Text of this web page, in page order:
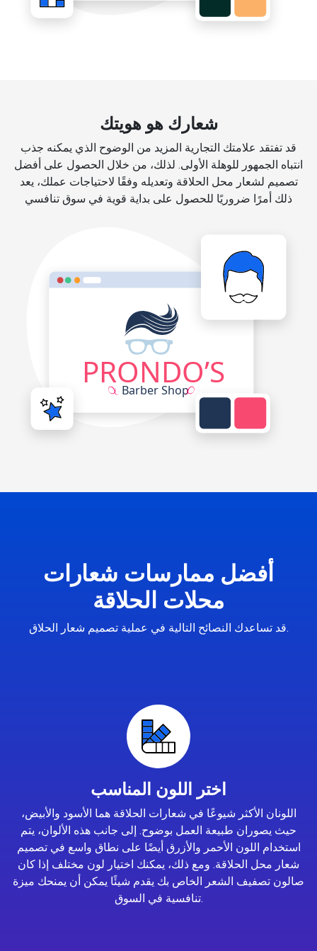
شعارك هو هويتك
قد تفتقد علامتك التجارية المزيد من الوضوح الذي يمكنه جذب
انتباه الجمهور للوهلة الأولى. لذلك، من خلال الحصول على أفضل
تصميم لشعار محل الحلاقة وتعديله وفقًا لاحتياجات عملك، يعد
ذلك أمرًا ضروريًا للحصول على بداية قوية في سوق تنافسي
أفضل ممارسات شعارات
محلات الحلاقة
قد تساعدك النصائح التالية في عملية تصميم شعار الحلاق.
اختر اللون المناسب
اللونان الأكثر شيوعًا في شعارات الحلاقة هما الأسود والأبيض،
حيث يصوران طبيعة العمل بوضوح. إلى جانب هذه الألوان، يتم
استخدام اللون الأحمر والأزرق أيضًا على نطاق واسع في تصميم
شعار محل الحلاقة. ومع ذلك، يمكنك اختيار لون مختلف إذا كان
صالون تصفيف الشعر الخاص بك يقدم شيئًا يمكن أن يمنحك ميزة
تنافسية في السوق.